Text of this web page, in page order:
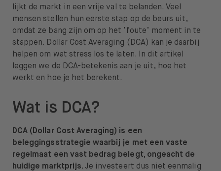
Overstappen
NL
Open taal menu
lijkt de markt in een vrije val te belanden. Veel
mensen stellen hun eerste stap op de beurs uit,
omdat ze bang zijn om op het ‘foute’ moment in te
stappen. Dollar Cost Averaging (DCA) kan je daarbij
helpen om wat stress los te laten. In dit artikel
leggen we de DCA-betekenis aan je uit, hoe het
werkt en hoe je het berekent.
Wat is DCA?
DCA (Dollar Cost Averaging) is een
beleggingsstrategie waarbij je met een vaste
regelmaat een vast bedrag belegt, ongeacht de
huidige marktprijs. Je investeert dus niet eenmalig